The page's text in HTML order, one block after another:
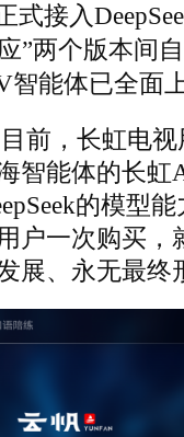
接入
”两个版本间
智能体已全面
前，长虹电
智能体的长
的模型
户一次购买，
展、永无最终